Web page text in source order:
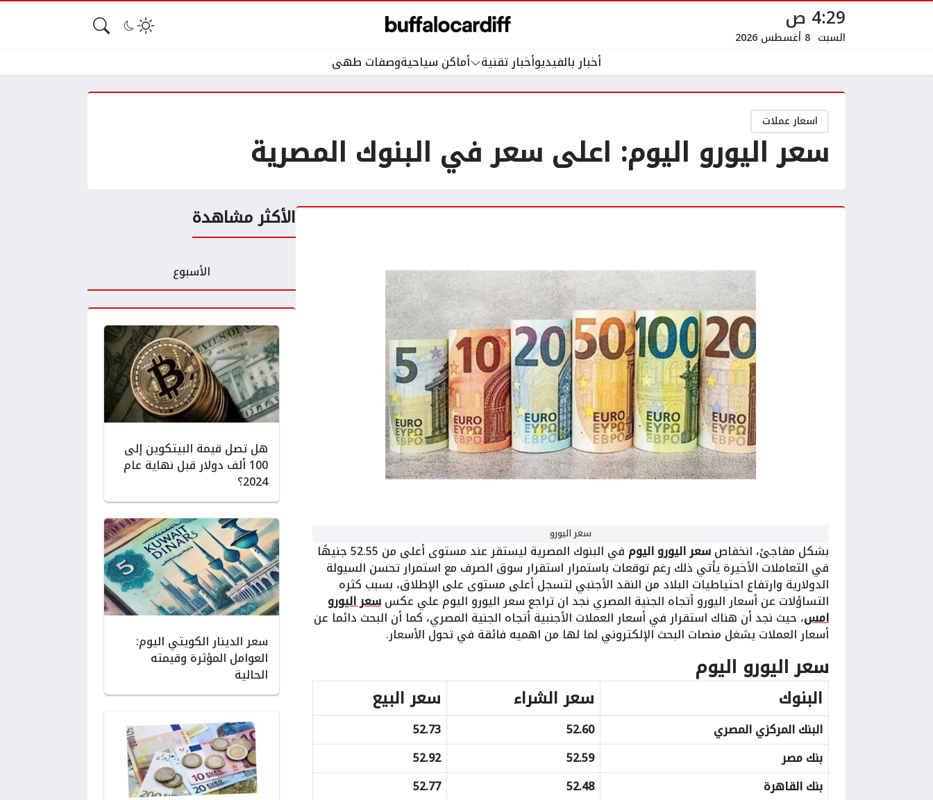
4:29 ص
السبت 8 أغسطس 2026
أخبار بالفيديوأخبار تقنية أماكن سياحيةوصفات طهى
اسعار عملات
سعر اليورو اليوم: اعلى سعر في البنوك المصرية
الأكثر مشاهدة
الأسبوع
هل تصل قيمة البيتكوين إلى
100 ألف دولار قبل نهاية عام
2024؟
سعر الدينار الكويتي اليوم:
العوامل المؤثرة وقيمته
الحالية
سعر اليورو
بشكل مفاجئ، انخفاصسعر اليورو اليوم في البنوك المصرية ليستقر عند مستوى أعلى من 52.55 جنيهًا
في التعاملات الأخيرة يأتي ذلك رغم توقعات باستمرار استقرار سوق الصرف مع استمرار تحسن السيولة
الدولارية وارتفاع احتياطيات البلاد من النقد الأجنبي لتسجل أعلى مستوى على الإطلاق، بسبب كثره
التساؤلات عن أسعار اليورو أتجاه الجنية المصري نجد ان تراجع سعر اليورو اليوم علي عكسسعر اليورو
امس، حيث نجد أن هناك استقرار في أسعار العملات الأجنبية أتجاه الجنية المصري، كما أن البحث دائما عن
أسعار العملات يشغل منصات البحث الإلكتروني لما لها من اهميه فائقة في تحول الأسعار.
سعر اليورو اليوم
البنوك سعر الشراء سعر البيع
البنك المركزي المصري 52.60
52.73
بنك مصر
52.59
52.92
بنك القاهرة
52.48
52.77